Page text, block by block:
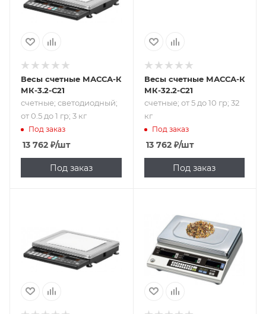
Весы счетные МАССА-К
МК-3.2-С21
счетные; светодиодный;
от 0.5 до 1 гр; 3 кг
Под заказ
13 762 ₽/шт
Под заказ
Весы счетные МАССА-К
МК-32.2-С21
счетные; от 5 до 10 гр; 32
кг
Под заказ
13 762₽/шт
Под заказ
светодиодный; от
2 до 5 гр; 15 кг
счетные;
флуоресцентный;
0.5 гр; 2.5 кг; 220 В